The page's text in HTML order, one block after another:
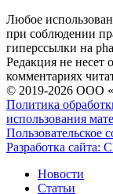
Любое
при соблюдении
гиперссылки на
Редакция не несет
комментариях
© 2019-2026 ООО
Политика
использования
Пользовательское
Разработка сайта:
Новости
Статьи